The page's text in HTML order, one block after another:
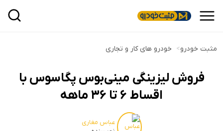
مثبت خودرو> خودرو های کار و تجاری
فروش لیزینگی مینی‌بوس پگاسوس با
اقساط ۶ تا ۳۶ ماهه
عباس مغاری